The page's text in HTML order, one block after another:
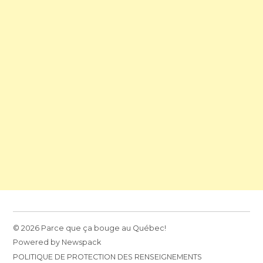
© 2026 Parce que ça bouge au Québec!
Powered by Newspack
POLITIQUE DE PROTECTION DES RENSEIGNEMENTS